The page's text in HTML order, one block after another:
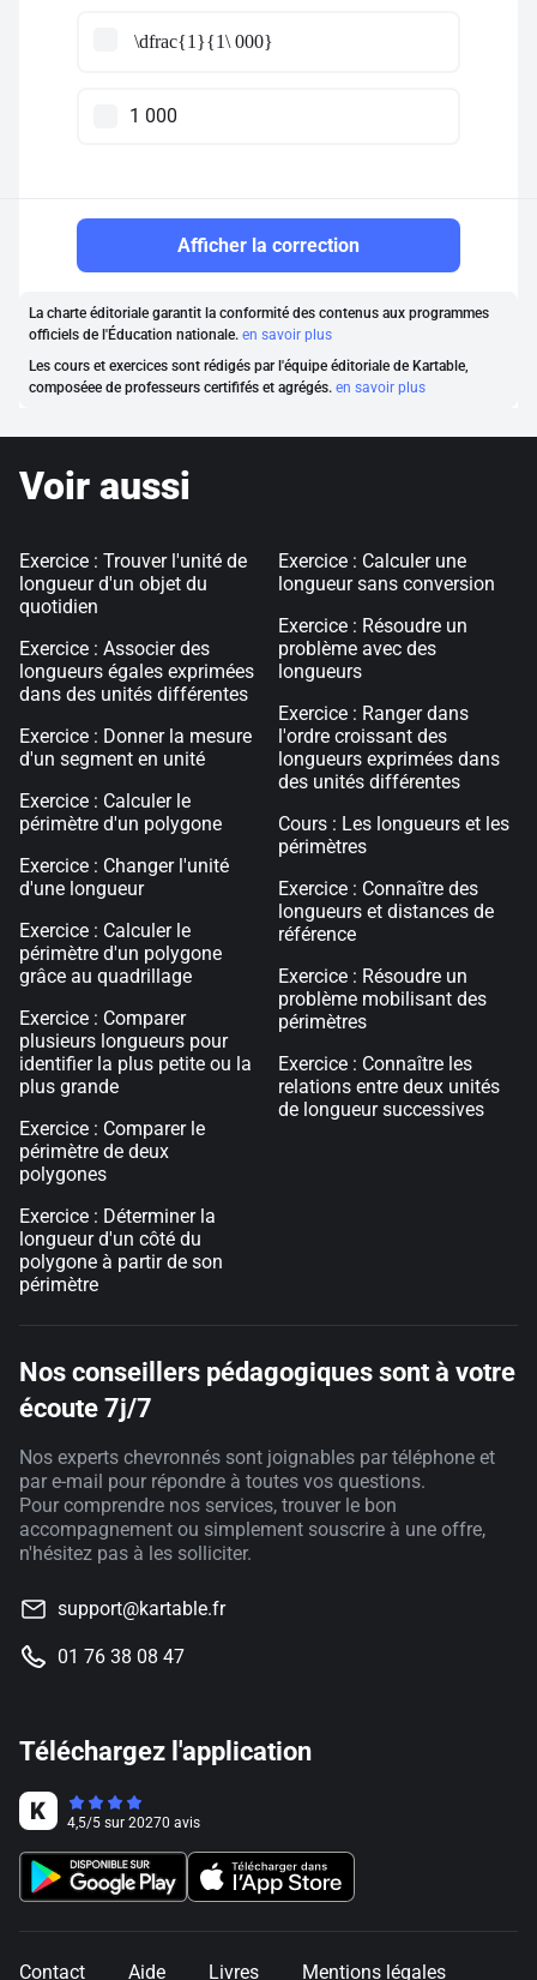
\dfrac{1}{1\ 000}
1 000
Afficher la correction
La charte éditoriale garantit la conformité des contenus aux programmes
officiels de l'Éducation nationale. en savoir plus
Les cours et exercices sont rédigés par l'équipe éditoriale de Kartable,
composéee de professeurs certififés et agrégés. en savoir plus
Voir aussi
Exercice : Trouver l'unité de
longueur d'un objet du
quotidien
Exercice : Associer des
longueurs égales exprimées
dans des unités différentes
Exercice : Donner la mesure
d'un segment en unité
Exercice : Calculer le
périmètre d'un polygone
Exercice : Changer l'unité
d'une longueur
Exercice : Calculer le
périmètre d'un polygone
grâce au quadrillage
Exercice : Comparer
plusieurs longueurs pour
identifier la plus petite ou la
plus grande
Exercice : Comparer le
périmètre de deux
polygones
Exercice : Déterminer la
longueur d'un côté du
polygone à partir de son
périmètre
Exercice : Calculer une
longueur sans conversion
Exercice : Résoudre un
problème avec des
longueurs
Exercice : Ranger dans
l'ordre croissant des
longueurs exprimées dans
des unités différentes
Cours : Les longueurs et les
périmètres
Exercice : Connaître des
longueurs et distances de
référence
Exercice : Résoudre un
problème mobilisant des
périmètres
Exercice : Connaître les
relations entre deux unités
de longueur successives
Nos conseillers pédagogiques sont à votre
écoute 7j/7
Nos experts chevronnés sont joignables par téléphone et
par e-mail pour répondre à toutes vos questions.
Pour comprendre nos services, trouver le bon
accompagnement ou simplement souscrire à une offre,
n'hésitez pas à les solliciter.
support@kartable.fr
01 76 38 08 47
Téléchargez l'application
4,5/5 sur 20270 avis
Contact Aide Livres Mentions légales